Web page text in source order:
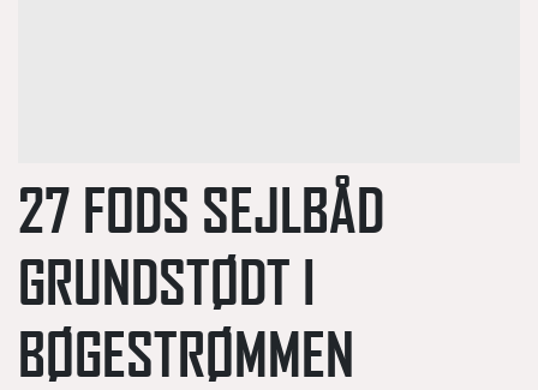
27 FODS SEJLBÅD
GRUNDSTØDT I
BØGESTRØMMEN